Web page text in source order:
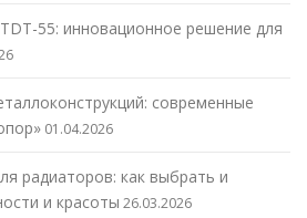
55: инновационное решение для
современные
01.04.2026
радиаторов: как выбрать и
и красоты 26.03.2026